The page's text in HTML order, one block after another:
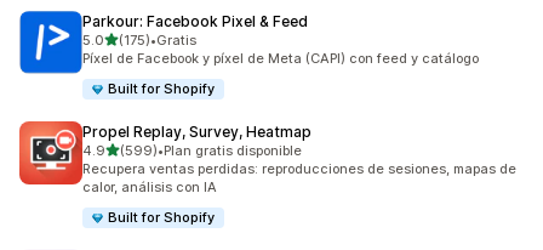
Parkour: Facebook Pixel & Feed
5.0de 5 estrellas
(175)
175 reseñas en total
•Gratis
Píxel de Facebook y píxel de Meta (CAPI) con feed y catálogo
Built for Shopify
Propel Replay, Survey, Heatmap
4.9de 5 estrellas
(599)
599 reseñas en total
•Plan gratis disponible
Recupera ventas perdidas: reproducciones de sesiones, mapas de
calor, análisis con IA
Built for Shopify